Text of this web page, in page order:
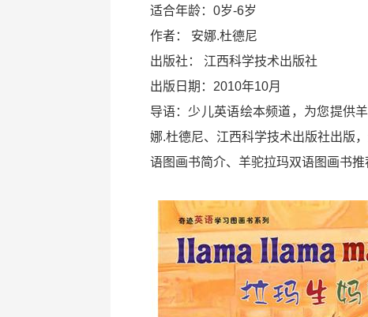
适合年龄：0岁-6岁
作者： 安娜.杜德尼
出版社： 江西科学技术出版社
出版日期：2010年10月
导语：少儿英语绘本频道，为您提供
娜.杜德尼、江西科学技术出版社出版
语图画书简介、羊驼拉玛双语图画书推